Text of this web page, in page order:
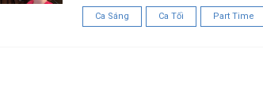
Ca Sáng Ca Tối Part Time